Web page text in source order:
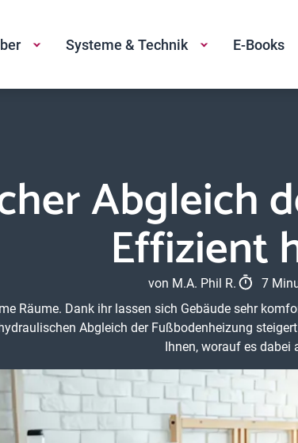
Systeme & Technik E-Books
Abgleich
Effizient
von M.A. Phil R.
7
Räume. Dank ihr lassen sich Gebäude sehr
Abgleich der Fußbodenheizung
Ihnen, worauf es dabei